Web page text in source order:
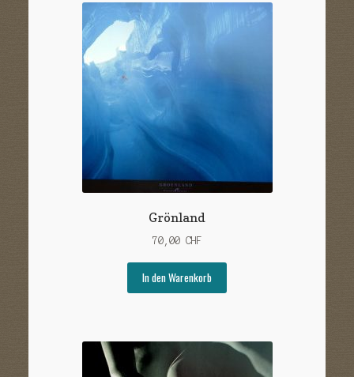
Grönland
70,00 CHF
In den Warenkorb